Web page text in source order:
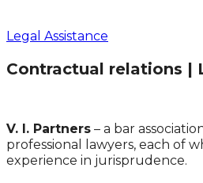
Legal Assistance
Contractual relations |
V. I. Partners – a bar
professional lawyers, each of
experience in jurisprudence.